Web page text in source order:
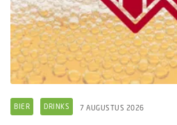
BIER DRINKS 7 AUGUSTUS 2026